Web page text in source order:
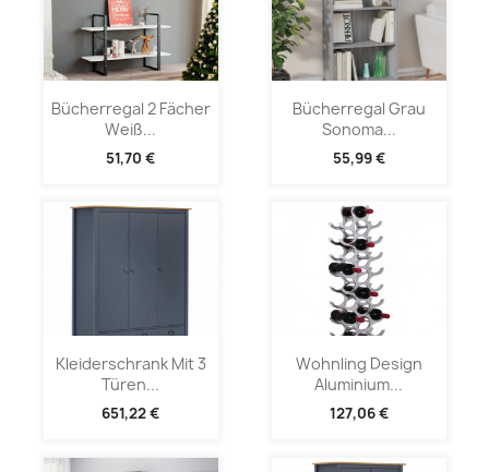
Bücherregal 2 Fächer
Weiß...
51,70 €
Bücherregal Grau
Sonoma...
55,99 €
Kleiderschrank Mit 3
Türen...
651,22 €
Wohnling Design
Aluminium...
127,06 €